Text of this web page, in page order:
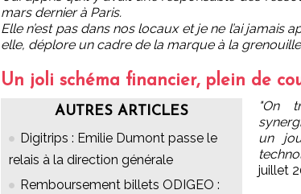
mars dernier à Paris.
Elle n’est pas dans nos locaux et je ne l’ai
elle, déplore un cadre de la marque à la
Un joli schéma financier, plein de
AUTRES ARTICLES
Digitrips : Emilie Dumont passe le
relais à la direction générale
Remboursement billets ODIGEO :
"On
un
juillet